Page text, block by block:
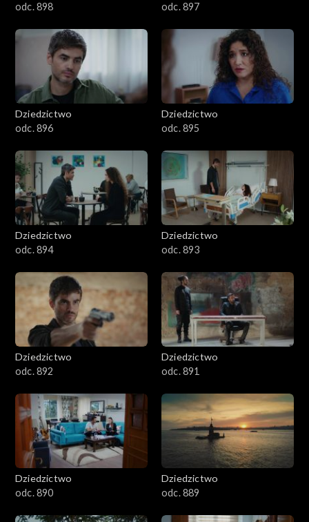
odc. 898
odc. 897
Dziedzictwo
odc. 896
Dziedzictwo
odc. 895
Dziedzictwo
odc. 894
Dziedzictwo
odc. 893
Dziedzictwo
odc. 892
Dziedzictwo
odc. 891
Dziedzictwo
odc. 890
Dziedzictwo
odc. 889